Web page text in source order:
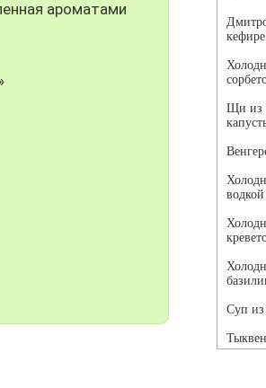
ароматами
кефире
Щи из
водкой
Суп из